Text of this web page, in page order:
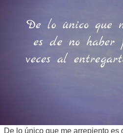
De lo único que me arrepiento es